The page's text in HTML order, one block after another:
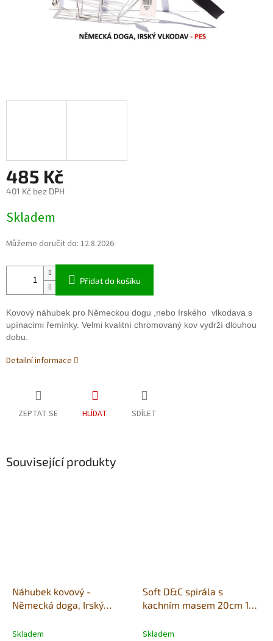
485 Kč
401 Kč bez DPH
cena:
Skladem
Můžeme doručit do: 12.8.2026
Přidat do košíku
Kovový náhubek pro Německou dogu ,nebo Irského vlkodava s
upínacími řemínky. Velmi kvalitní chromovaný kov vydrží dlouhou
dobu.
Detailní informace
ZEPTAT SE HLÍDAT SDÍLET
Související produkty
Náhubek kovový -
Německá doga, Irský
Skladem
Soft D&C spirála s
kachním masem 20cm 1ks
Skladem